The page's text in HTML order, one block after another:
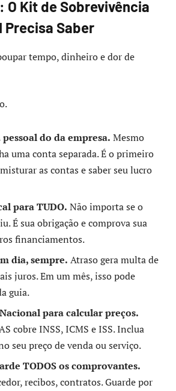
O Kit de Sobrevivência
Precisa Saber
tempo, dinheiro e dor de
do da empresa. Mesmo
uma conta separada. É o primeiro
as contas e saber seu lucro
para TUDO. Não importa se o
É sua obrigação e comprova sua
financiamentos.
dia, sempre. Atraso gera multa de
juros. Em um mês, isso pode
guia.
para calcular preços.
cobre INSS, ICMS e ISS. Inclua
seu preço de venda ou serviço.
TODOS os comprovantes.
recibos, contratos. Guarde por